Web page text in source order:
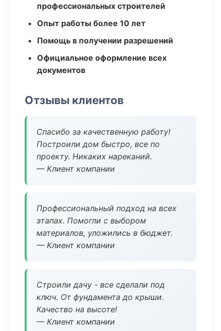
профессиональных строителей
Опыт работы более 10 лет
Помощь в получении разрешений
Официальное оформление всех
документов
Отзывы клиентов
Спасибо за качественную работу!
Построили дом быстро, все по
проекту. Никаких нареканий.
— Клиент компании
Профессиональный подход на всех
этапах. Помогли с выбором
материалов, уложились в бюджет.
— Клиент компании
Строили дачу - все сделали под
ключ. От фундамента до крыши.
Качество на высоте!
— Клиент компании